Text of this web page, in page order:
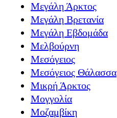
Μεγάλη Άρκτος
Μεγάλη Βρετανία
Μεγάλη Εβδομάδα
Μελβούρνη
Μεσόγειος
Μεσόγειος Θάλασσα
Μικρή Άρκτος
Μογγολία
Μοζαμβίκη